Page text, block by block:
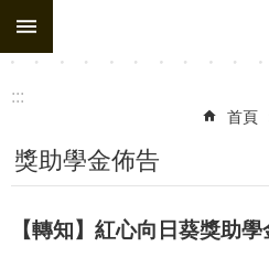
跳到主要內容區塊
搜
尋
處
務
織
:::
首頁
獎助學金佈告
【轉知】紅心向日葵獎助學